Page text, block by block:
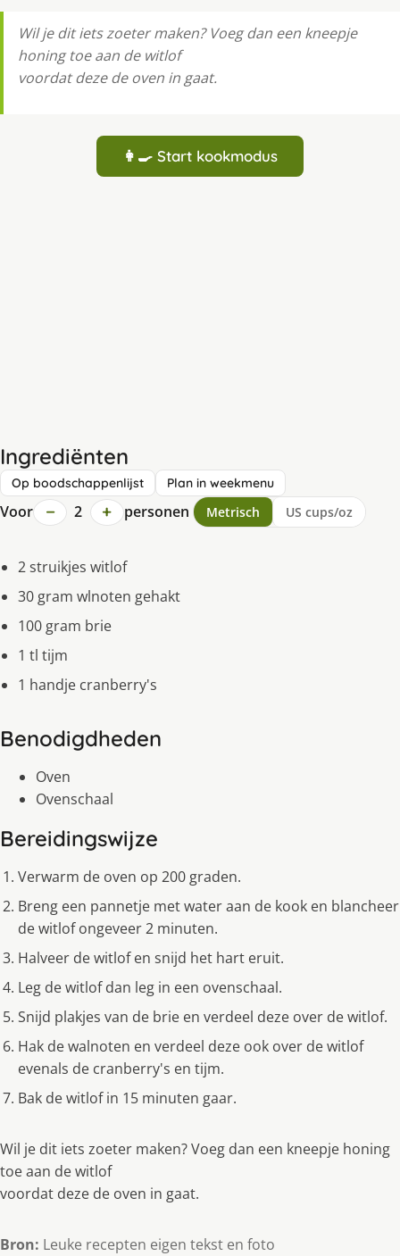
Wil je dit iets zoeter maken? Voeg dan een kneepje
honing toe aan de witlof
voordat deze de oven in gaat.
👩‍🍳 Start kookmodus
Ingrediënten
Op boodschappenlijst Plan in weekmenu
Voor − 2 + personen Metrisch US cups/oz
2 struikjes witlof
30 gram wlnoten gehakt
100 gram brie
1 tl tijm
1 handje cranberry's
Benodigdheden
Oven
Ovenschaal
Bereidingswijze
Verwarm de oven op 200 graden.
Breng een pannetje met water aan de kook en blancheer
de witlof ongeveer 2 minuten.
Halveer de witlof en snĳd het hart eruit.
Leg de witlof dan leg in een ovenschaal.
Snĳd plakjes van de brie en verdeel deze over de witlof.
Hak de walnoten en verdeel deze ook over de witlof
evenals de cranberry's en tĳm.
Bak de witlof in 15 minuten gaar.
Wil je dit iets zoeter maken? Voeg dan een kneepje honing
toe aan de witlof
voordat deze de oven in gaat.
Bron: Leuke recepten eigen tekst en foto